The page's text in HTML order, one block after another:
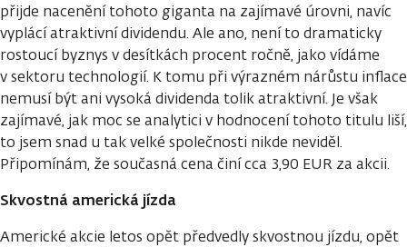
přijde nacenění tohoto giganta na zajímavé úrovni, navíc
vyplácí atraktivní dividendu. Ale ano, není to dramaticky
rostoucí byznys v desítkách procent ročně, jako vídáme
v sektoru technologií. K tomu při výrazném nárůstu inflace
nemusí být ani vysoká dividenda tolik atraktivní. Je však
zajímavé, jak moc se analytici v hodnocení tohoto titulu liší,
to jsem snad u tak velké společnosti nikde neviděl.
Připomínám, že současná cena činí cca 3,90 EUR za akcii.
Skvostná americká jízda
Americké akcie letos opět předvedly skvostnou jízdu, opět